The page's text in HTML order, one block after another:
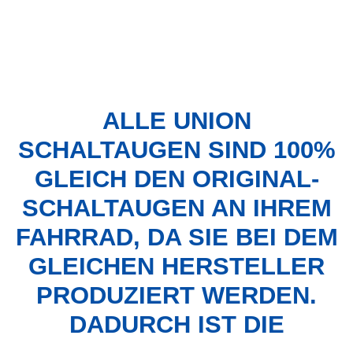
ALLE UNION
SCHALTAUGEN SIND 100%
GLEICH DEN ORIGINAL-
SCHALTAUGEN AN IHREM
FAHRRAD, DA SIE BEI DEM
GLEICHEN HERSTELLER
PRODUZIERT WERDEN.
DADURCH IST DIE